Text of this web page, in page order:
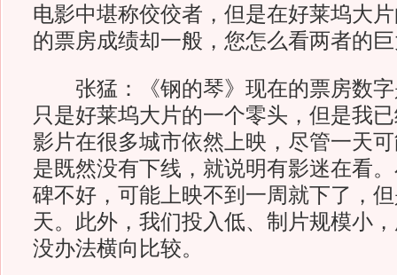
电影中堪称佼佼者，但是在好莱坞大片
的票房成绩却一般，您怎么看两者的
张猛：《钢的琴》现在的票房数字
只是好莱坞大片的一个零头，但是我
影片在很多城市依然上映，尽管一天
是既然没有下线，就说明有影迷在看
碑不好，可能上映不到一周就下了，
天。此外，我们投入低、制片规模小
没办法横向比较。